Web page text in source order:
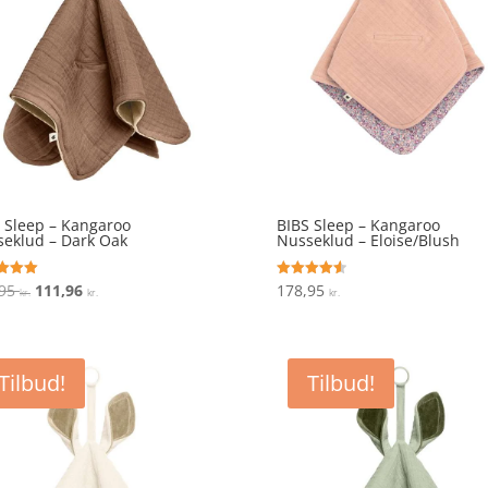
Sleep – Kangaroo
– Dark Oak
kr. Den
var:
139,95 kr..
111,96 kr.
111,96 kr..
BIBS Sleep – Kangaroo
Nusseklud – Eloise/Blush
Vurderet
4.6
178,95 kr.
Tilbud!